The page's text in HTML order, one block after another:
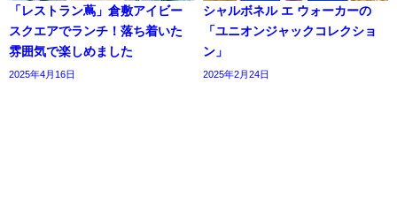
「レストラン蔦」倉敷アイビー
スクエアでランチ！落ち着いた
雰囲気で楽しめました
2025年4月16日
シャルボネル エ ウォーカーの
「ユニオンジャックコレクショ
ン」
2025年2月24日